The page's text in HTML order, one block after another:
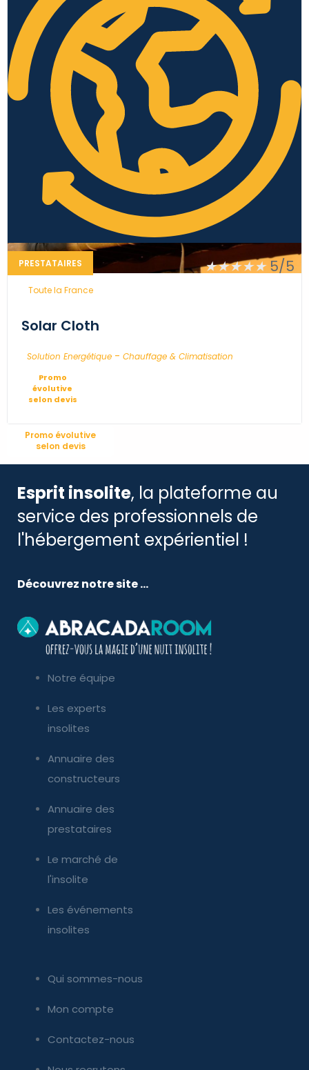
★★★★★ 5/5
PRESTATAIRES
Toute la France
Solar Cloth
Solution Energétique - Chauffage & Climatisation
Promo
évolutive
selon devis
Promo évolutive
selon devis
Esprit insolite, la plateforme au
service des professionnels de
l'hébergement expérientiel !
Découvrez notre site ...
Notre équipe
Les experts
insolites
Annuaire des
constructeurs
Annuaire des
prestataires
Le marché de
l'insolite
Les événements
insolites
Qui sommes-nous
Mon compte
Contactez-nous